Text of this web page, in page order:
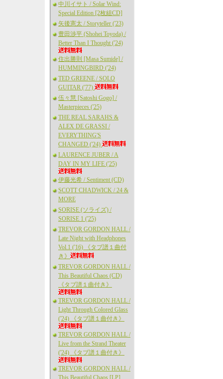
中川イサト / Solar Wind:
Special Edition [2枚組CD]
矢後憲太 / Storyteller ('23)
豊田渉平 (Shohei Toyoda) /
Better Than I Thought ('24)
住出勝則 [Masa Sumide] /
HUMMINGBIRD ('24)
TED GREENE / SOLO
GUITAR ('77)
伍々慧 [Satoshi Gogo] /
Masterpieces ('25)
THE REAL SARAHS &
ALEX DE GRASSI /
EVERYTHING'S
CHANGED ('24)
LAURENCE JUBER / A
DAY IN MY LIFE ('25)
伊藤光希 / Sentiment (CD)
SCOTT CHADWICK / 24 &
MORE
SORISE (ソライズ) /
SORISE 1 ('25)
TREVOR GORDON HALL /
Late Night with Headphones
Vol.1 ('16) 《タブ譜１曲付
き》
TREVOR GORDON HALL /
This Beautiful Chaos (CD)
《タブ譜１曲付き》
TREVOR GORDON HALL /
Light Through Colored Glass
('24) 《タブ譜１曲付き》
TREVOR GORDON HALL /
Live from the Strand Theater
('24) 《タブ譜１曲付き》
TREVOR GORDON HALL /